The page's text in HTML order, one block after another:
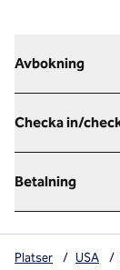
Avbokning
Checka in/
Betalning
Platser / USA /